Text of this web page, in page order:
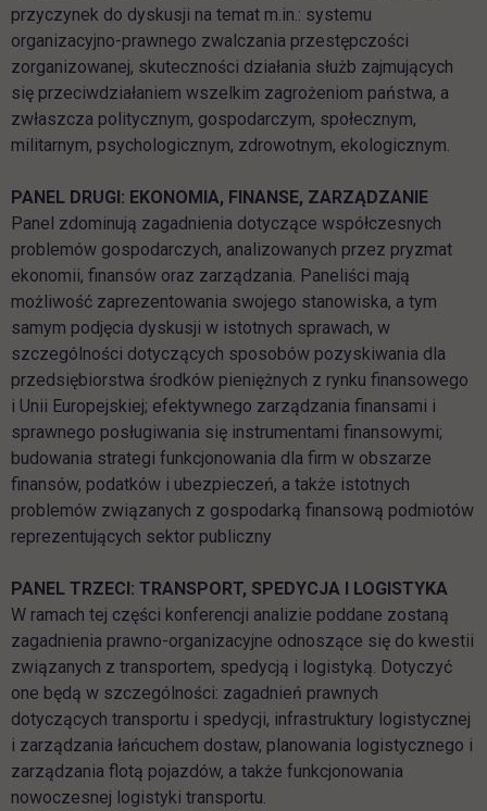
przyczynek do dyskusji na temat m.in.: systemu
organizacyjno-prawnego zwalczania przestępczości
zorganizowanej, skuteczności działania służb zajmujących
się przeciwdziałaniem wszelkim zagrożeniom państwa, a
zwłaszcza politycznym, gospodarczym, społecznym,
militarnym, psychologicznym, zdrowotnym, ekologicznym.
PANEL DRUGI: EKONOMIA, FINANSE, ZARZĄDZANIE
Panel zdominują zagadnienia dotyczące współczesnych
problemów gospodarczych, analizowanych przez pryzmat
ekonomii, finansów oraz zarządzania. Paneliści mają
możliwość zaprezentowania swojego stanowiska, a tym
samym podjęcia dyskusji w istotnych sprawach, w
szczególności dotyczących sposobów pozyskiwania dla
przedsiębiorstwa środków pieniężnych z rynku finansowego
i Unii Europejskiej; efektywnego zarządzania finansami i
sprawnego posługiwania się instrumentami finansowymi;
budowania strategi funkcjonowania dla firm w obszarze
finansów, podatków i ubezpieczeń, a także istotnych
problemów związanych z gospodarką finansową podmiotów
reprezentujących sektor publiczny
PANEL TRZECI: TRANSPORT, SPEDYCJA I LOGISTYKA
W ramach tej części konferencji analizie poddane zostaną
zagadnienia prawno-organizacyjne odnoszące się do kwestii
związanych z transportem, spedycją i logistyką. Dotyczyć
one będą w szczególności: zagadnień prawnych
dotyczących transportu i spedycji, infrastruktury logistycznej
i zarządzania łańcuchem dostaw, planowania logistycznego i
zarządzania flotą pojazdów, a także funkcjonowania
nowoczesnej logistyki transportu.